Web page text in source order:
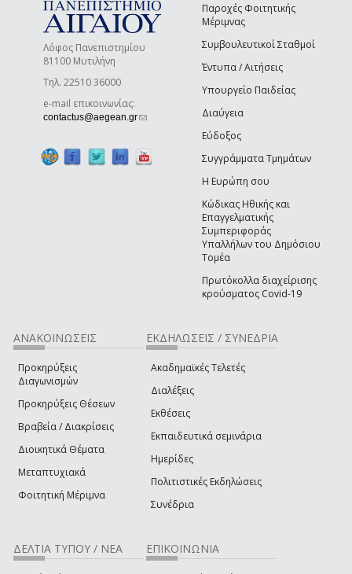
Λόφος Πανεπιστημίου
81100 Μυτιλήνη
Τηλ. 22510 36000
e-mail επικοινωνίας:
contactus@aegean.gr(link sends e-mail)
Παροχές Φοιτητικής
Μέριμνας
Συμβουλευτικοί Σταθμοί
Έντυπα / Αιτήσεις
Υπουργείο Παιδείας
Διαύγεια
Εύδοξος
Συγγράμματα Τμημάτων
Η Ευρώπη σου
Κώδικας Ηθικής και
Επαγγελματικής
Συμπεριφοράς
Υπαλλήλων του Δημόσιου
Τομέα
Πρωτόκολλα διαχείρισης
κρούσματος Covid-19
ΑΝΑΚΟΙΝΩΣΕΙΣ
Προκηρύξεις
Διαγωνισμών
Προκηρύξεις Θέσεων
Βραβεία / Διακρίσεις
Διοικητικά Θέματα
Μεταπτυχιακά
Φοιτητική Μέριμνα
ΕΚΔΗΛΩΣΕΙΣ / ΣΥΝΕΔΡΙΑ
Ακαδημαϊκές Τελετές
Διαλέξεις
Εκθέσεις
Εκπαιδευτικά σεμινάρια
Ημερίδες
Πολιτιστικές Εκδηλώσεις
Συνέδρια
ΔΕΛΤΙΑ ΤΥΠΟΥ / ΝΕΑ ΕΠΙΚΟΙΝΩΝΙΑ